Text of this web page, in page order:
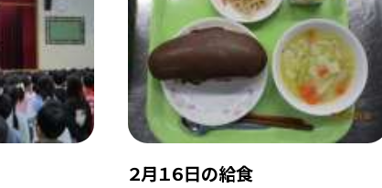
２月１６日の給食